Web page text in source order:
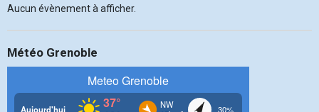
Aucun évènement à afficher.
Météo Grenoble